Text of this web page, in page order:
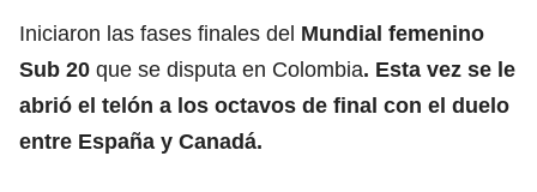
Iniciaron las fases finales del Mundial femenino
Sub 20 que se disputa en Colombia. Esta vez se le
abrió el telón a los octavos de final con el duelo
entre España y Canadá.